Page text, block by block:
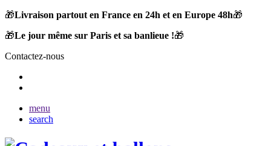
🎁Livraison partout en France en 24h et en Europe 48h🎁
🎁Le jour même sur Paris et sa banlieue !🎁
Contactez-nous
menu
search